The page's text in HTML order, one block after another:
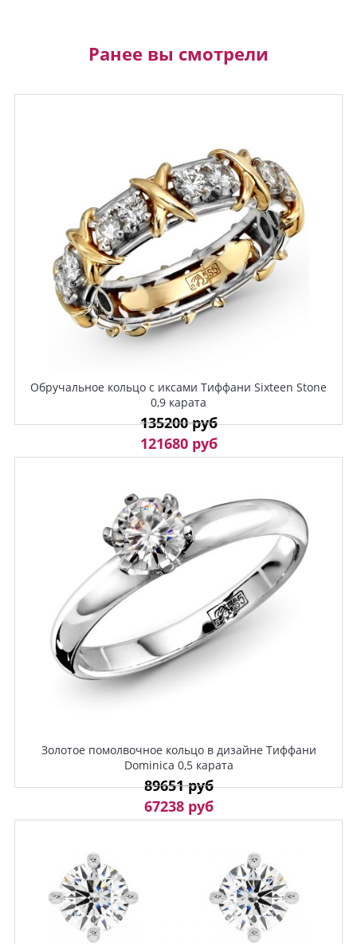
Ранее вы смотрели
Обручальное кольцо с иксами Тиффани Sixteen Stone
0,9 карата
135200 руб
121680 руб
Золотое помолвочное кольцо в дизайне Тиффани
Dominica 0,5 карата
89651 руб
67238 руб